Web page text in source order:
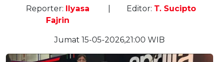
Reporter: Ilyasa
Fajrin
Editor: T. Sucipto
Jumat 15-05-2026,21:00 WIB